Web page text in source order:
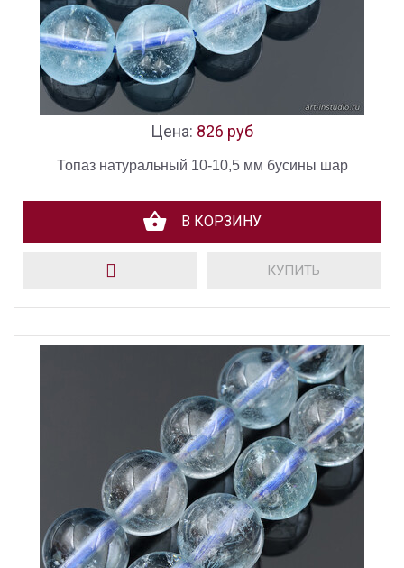
Цена: 826 руб
Топаз натуральный 10-10,5 мм бусины шар
В КОРЗИНУ
КУПИТЬ